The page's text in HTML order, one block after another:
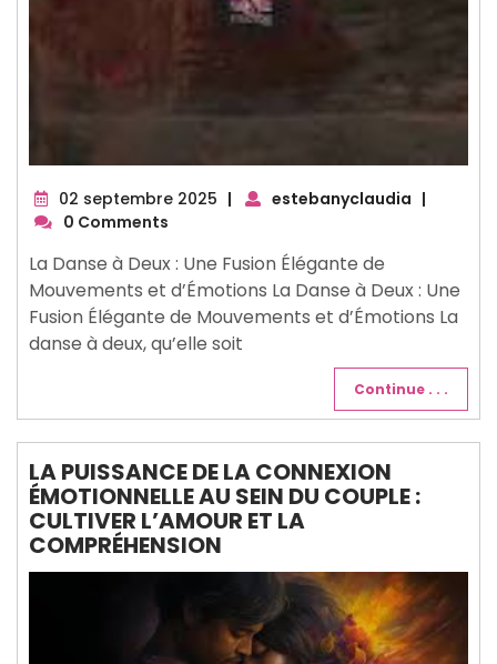
02 septembre 2025 02
| estebanyclaudia |
0 Comments
La Danse à Deux : Une Fusion Élégante de
Mouvements et d’Émotions La Danse à Deux : Une
Fusion Élégante de Mouvements et d’Émotions La
danse à deux, qu’elle soit
Continue . . .
LA PUISSANCE DE LA CONNEXION
ÉMOTIONNELLE AU SEIN DU COUPLE :
CULTIVER L’AMOUR ET LA
COMPRÉHENSION